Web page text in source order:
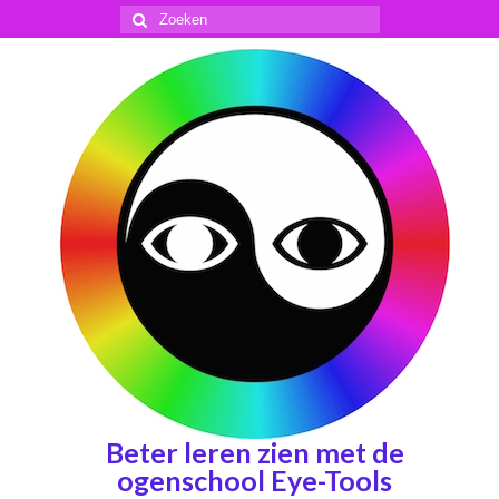
Zoeken
naar:
Beter leren zien met de
ogenschool Eye-Tools